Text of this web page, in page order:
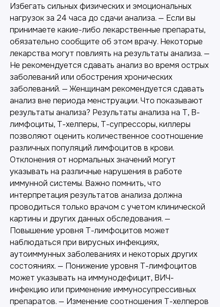
Избегать сильных физических и эмоциональных
нагрузок за 24 часа до сдачи анализа. — Если вы
принимаете какие-либо лекарственные препараты,
обязательно сообщите об этом врачу. Некоторые
лекарства могут повлиять на результаты анализа. —
Не рекомендуется сдавать анализ во время острых
заболеваний или обострения хронических
заболеваний. — Женщинам рекомендуется сдавать
анализ вне периода менструации. Что показывают
результаты анализа? Результаты анализа на Т, В-
лимфоциты, Т-хелперы, Т-супрессоры, киллеры
позволяют оценить количественное соотношение
различных популяций лимфоцитов в крови.
Отклонения от нормальных значений могут
указывать на различные нарушения в работе
иммунной системы. Важно помнить, что
интерпретация результатов анализа должна
проводиться только врачом с учетом клинической
картины и других данных обследования. —
Повышение уровня Т-лимфоцитов может
наблюдаться при вирусных инфекциях,
аутоиммунных заболеваниях и некоторых других
состояниях. — Понижение уровня Т-лимфоцитов
может указывать на иммунодефицит, ВИЧ-
инфекцию или применение иммуносупрессивных
препаратов. — Изменение соотношения Т-хелперов